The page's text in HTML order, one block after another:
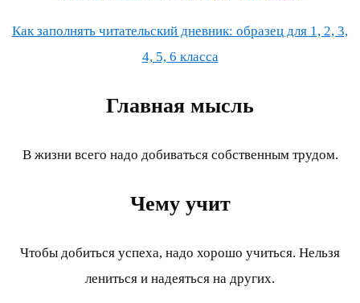
Как заполнять читательский дневник: образец для 1, 2, 3,
4, 5, 6 класса
Главная мысль
В жизни всего надо добиваться собственным трудом.
Чему учит
Чтобы добиться успеха, надо хорошо учиться. Нельзя
лениться и надеяться на других.